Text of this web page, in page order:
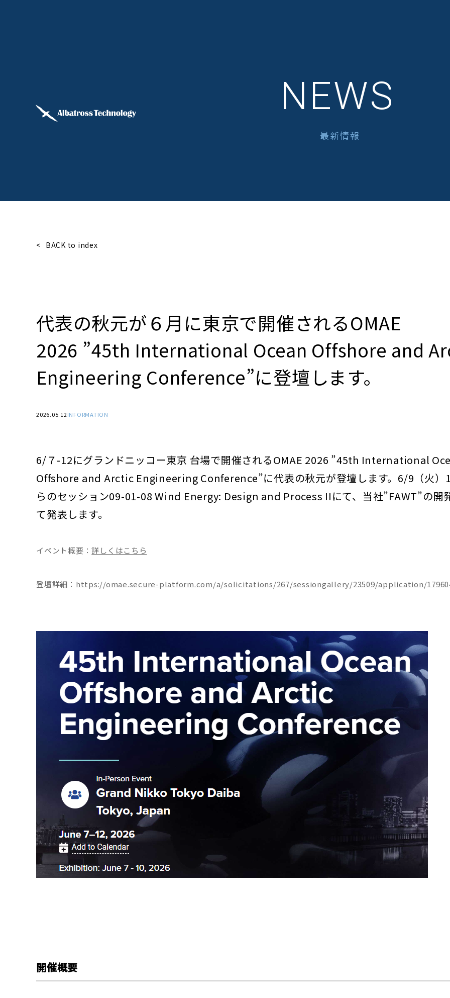
NEWS
最新情報
BACK to index
代表の秋元が６月に東京で開催されるOMAE
2026 ”45th International Ocean Offshore and
Engineering Conference”に登壇します。
2026.05.12INFORMATION
6/７-12にグランドニッコー東京 台場で開催されるOMAE 2026 ”45th International
Offshore and Arctic Engineering Conference”に代表の秋元が登壇します。6/9（火）
らのセッション09-01-08 Wind Energy: Design and Process IIにて、当社”FAWT”の開
て発表します。
イベント概要：詳しくはこちら
登壇詳細： https://omae.secure-platform.com/a/solicitations/267/sessiongallery/23509/application/
開催概要